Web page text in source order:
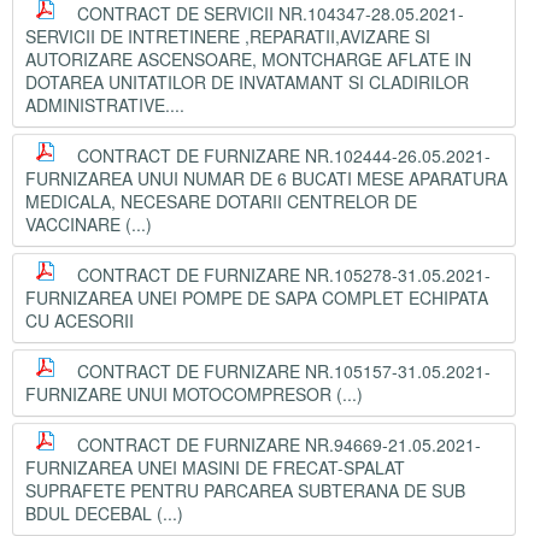
CONTRACT DE SERVICII NR.104347-28.05.2021-
SERVICII DE INTRETINERE ,REPARATII,AVIZARE SI
AUTORIZARE ASCENSOARE, MONTCHARGE AFLATE IN
DOTAREA UNITATILOR DE INVATAMANT SI CLADIRILOR
ADMINISTRATIVE....
CONTRACT DE FURNIZARE NR.102444-26.05.2021-
FURNIZAREA UNUI NUMAR DE 6 BUCATI MESE APARATURA
MEDICALA, NECESARE DOTARII CENTRELOR DE
VACCINARE (...)
CONTRACT DE FURNIZARE NR.105278-31.05.2021-
FURNIZAREA UNEI POMPE DE SAPA COMPLET ECHIPATA
CU ACESORII
CONTRACT DE FURNIZARE NR.105157-31.05.2021-
FURNIZARE UNUI MOTOCOMPRESOR (...)
CONTRACT DE FURNIZARE NR.94669-21.05.2021-
FURNIZAREA UNEI MASINI DE FRECAT-SPALAT
SUPRAFETE PENTRU PARCAREA SUBTERANA DE SUB
BDUL DECEBAL (...)